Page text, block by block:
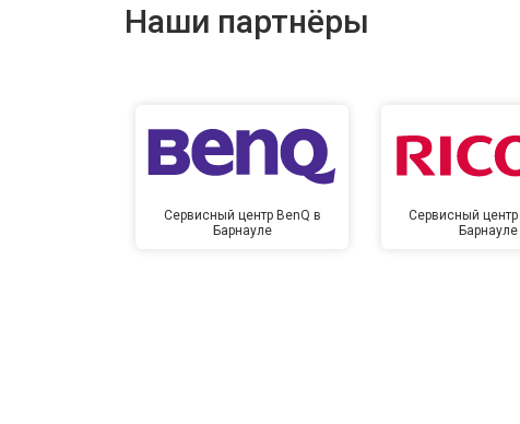
Наши партнёры
Сервисный центр BenQ в
Барнауле
Сервисный центр
Барнауле